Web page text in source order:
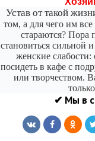
Устав от такой
том, а для чего им
стараются? Пора
становиться сильной
женские слабости:
посидеть в кафе с
или творчеством.
✔ Мы в